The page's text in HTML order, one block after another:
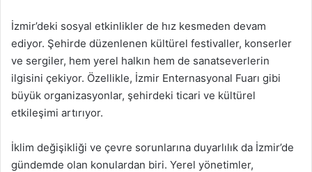
İzmir’deki sosyal etkinlikler de hız kesmeden devam
ediyor. Şehirde düzenlenen kültürel festivaller, konserler
ve sergiler, hem yerel halkın hem de sanatseverlerin
ilgisini çekiyor. Özellikle, İzmir Enternasyonal Fuarı gibi
büyük organizasyonlar, şehirdeki ticari ve kültürel
etkileşimi artırıyor.
İklim değişikliği ve çevre sorunlarına duyarlılık da İzmir’de
gündemde olan konulardan biri. Yerel yönetimler,